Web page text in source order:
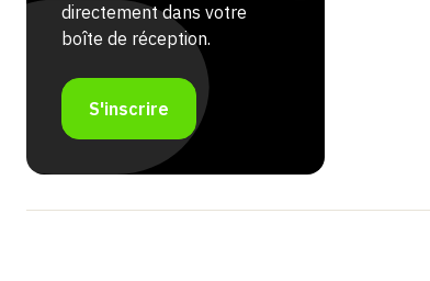
directement dans votre
boîte de réception.
S'inscrire